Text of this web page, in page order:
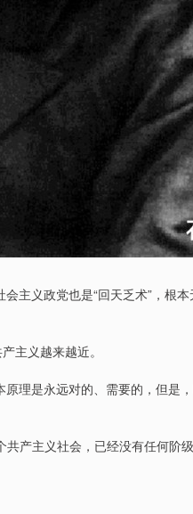
主义政党也是“回天乏术”，根本
主义越来越近。
理是永远对的、需要的，但是
共产主义社会，已经没有任何阶